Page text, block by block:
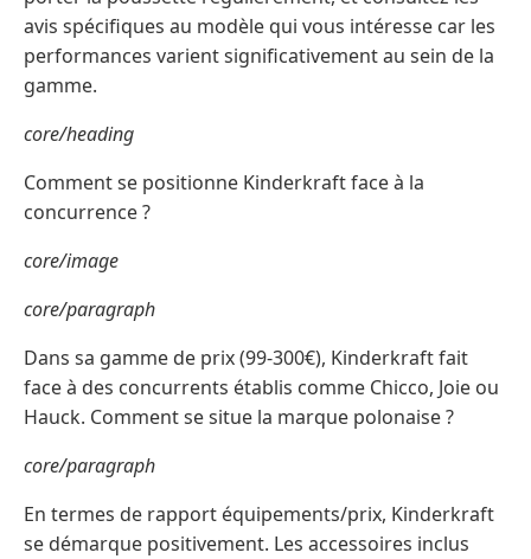
avis spécifiques au modèle qui vous intéresse car les
performances varient significativement au sein de la
gamme.
core/heading
Comment se positionne Kinderkraft face à la
concurrence ?
core/image
core/paragraph
Dans sa gamme de prix (99-300€), Kinderkraft fait
face à des concurrents établis comme Chicco, Joie ou
Hauck. Comment se situe la marque polonaise ?
core/paragraph
En termes de rapport équipements/prix, Kinderkraft
se démarque positivement. Les accessoires inclus